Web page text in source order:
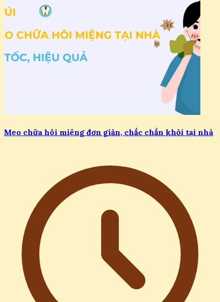
Mẹo chữa hôi miệng đơn giản, chắc chắn khỏi tại nhà